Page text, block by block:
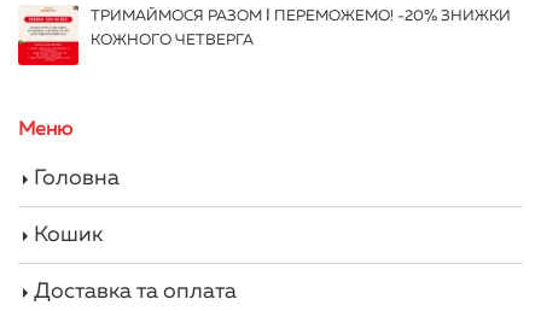
ТРИМАЙМОСЯ РАЗОМ І ПЕРЕМОЖЕМО! -20% ЗНИЖКИ
КОЖНОГО ЧЕТВЕРГА
Меню
Головна
Кошик
Доставка та оплата